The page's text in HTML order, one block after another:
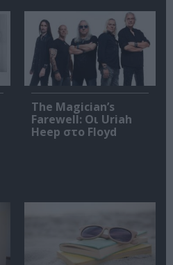
The Magician’s
Farewell: Οι Uriah
Heep στο Floyd